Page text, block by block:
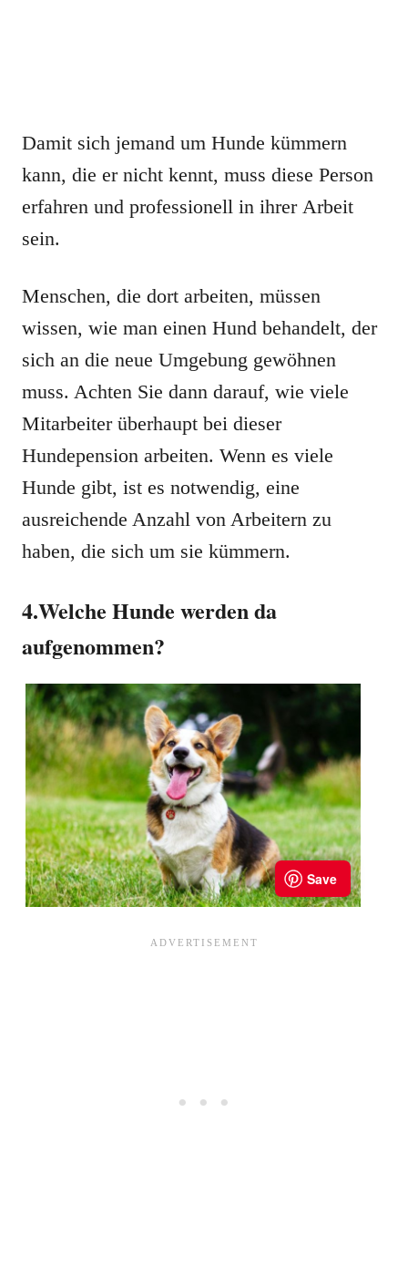
Damit sich jemand um Hunde kümmern
kann, die er nicht kennt, muss diese Person
erfahren und professionell in ihrer Arbeit
sein.
Menschen, die dort arbeiten, müssen
wissen, wie man einen Hund behandelt, der
sich an die neue Umgebung gewöhnen
muss. Achten Sie dann darauf, wie viele
Mitarbeiter überhaupt bei dieser
Hundepension arbeiten. Wenn es viele
Hunde gibt, ist es notwendig, eine
ausreichende Anzahl von Arbeitern zu
haben, die sich um sie kümmern.
4.Welche Hunde werden da
aufgenommen?